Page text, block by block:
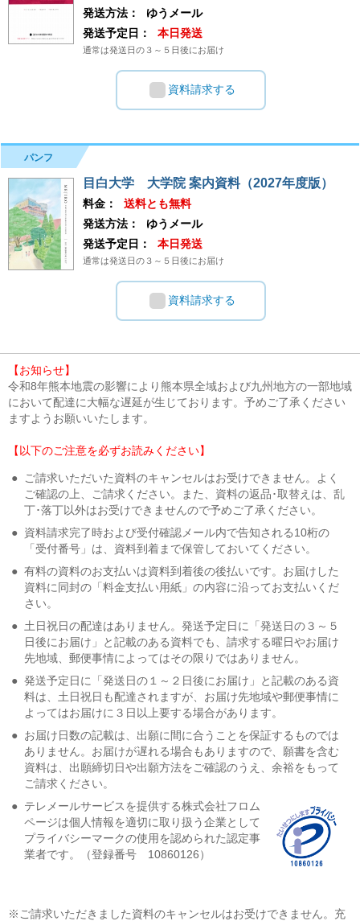
発送方法：
ゆうメール
発送予定日：
本日発送
通常は発送日の３～５日後にお届け
資料請求する
パンフ
目白大学 大学院 案内資料（2027年度版）
料金：
送料とも無料
発送方法：
ゆうメール
発送予定日：
本日発送
通常は発送日の３～５日後にお届け
資料請求する
【お知らせ】
令和8年熊本地震の影響により熊本県全域および九州地方の一部地域
において配達に大幅な遅延が生じております。予めご了承ください
ますようお願いいたします。
【以下のご注意を必ずお読みください】
●
ご請求いただいた資料のキャンセルはお受けできません。よく
ご確認の上、ご請求ください。また、資料の返品･取替えは、乱
丁･落丁以外はお受けできませんので予めご了承ください。
● 資料請求完了時および受付確認メール内で告知される10桁の
「受付番号」は、資料到着まで保管しておいてください。
● 有料の資料のお支払いは資料到着後の後払いです。お届けした
資料に同封の「料金支払い用紙」の内容に沿ってお支払いくだ
さい。
● 土日祝日の配達はありません。発送予定日に「発送日の３～５
日後にお届け」と記載のある資料でも、請求する曜日やお届け
先地域、郵便事情によってはその限りではありません。
● 発送予定日に「発送日の１～２日後にお届け」と記載のある資
料は、土日祝日も配達されますが、お届け先地域や郵便事情に
よってはお届けに３日以上要する場合があります。
● お届け日数の記載は、出願に間に合うことを保証するものでは
ありません。お届けが遅れる場合もありますので、願書を含む
資料は、出願締切日や出願方法をご確認のうえ、余裕をもって
ご請求ください。
● テレメールサービスを提供する株式会社フロム
ページは個人情報を適切に取り扱う企業として
プライバシーマークの使用を認められた認定事
業者です。（登録番号 10860126）
※ご請求いただきました資料のキャンセルはお受けできません。充